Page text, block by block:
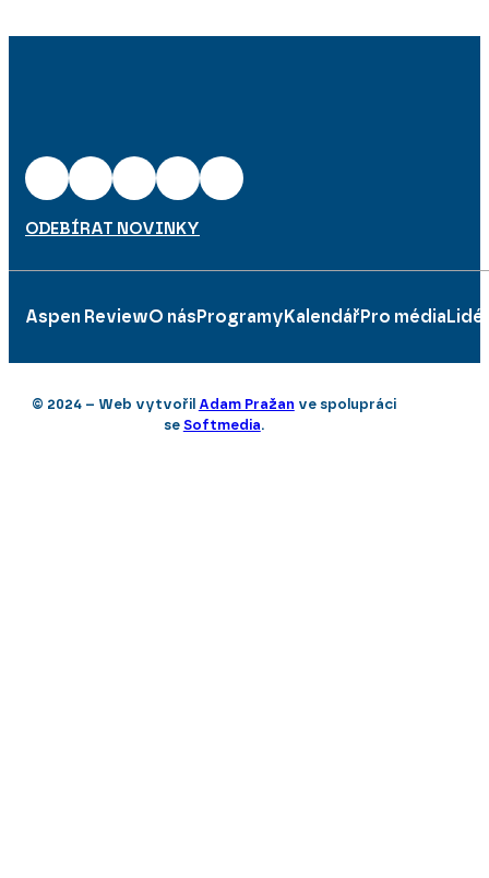
ODEBÍRAT NOVINKY
Aspen ReviewO nás Programy Kalendář Pro média Lidé
© 2024 – Web vytvořil Adam Pražan ve spolupráci
se Softmedia.